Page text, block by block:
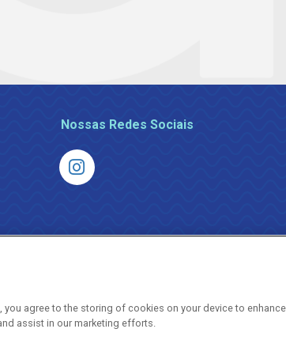
Nossas Redes Sociais
Copyright ®
you agree to the storing of cookies on your device to
assist in our marketing efforts.